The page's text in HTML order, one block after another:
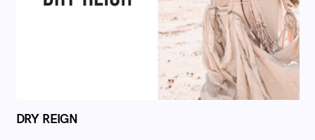
DRY REIGN